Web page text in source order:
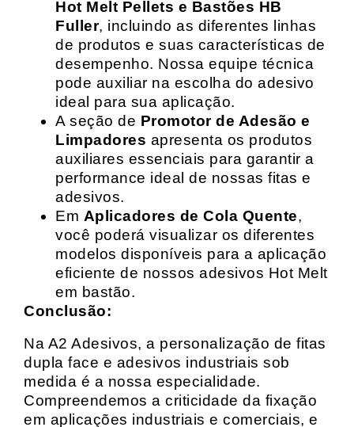
Hot Melt Pellets e Bastões HB
Fuller, incluindo as diferentes linhas
de produtos e suas características de
desempenho. Nossa equipe técnica
pode auxiliar na escolha do adesivo
ideal para sua aplicação.
A seção de Promotor de Adesão e
Limpadores apresenta os produtos
auxiliares essenciais para garantir a
performance ideal de nossas fitas e
adesivos.
Em Aplicadores de Cola Quente,
você poderá visualizar os diferentes
modelos disponíveis para a aplicação
eficiente de nossos adesivos Hot Melt
em bastão.
Conclusão:
Na A2 Adesivos, a personalização de fitas
dupla face e adesivos industriais sob
medida é a nossa especialidade.
Compreendemos a criticidade da fixação
em aplicações industriais e comerciais, e